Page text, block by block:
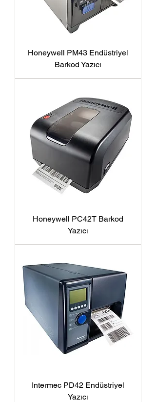
Honeywell PM43 Endüstriyel
Barkod Yazıcı
Honeywell PC42T Barkod
Yazıcı
Intermec PD42 Endüstriyel
Yazıcı